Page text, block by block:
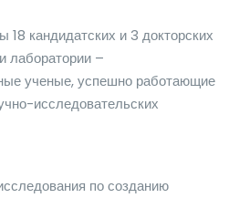
кандидатских и 3 докторских
лаборатории –
ученые, успешно работающие
исследовательских
по созданию